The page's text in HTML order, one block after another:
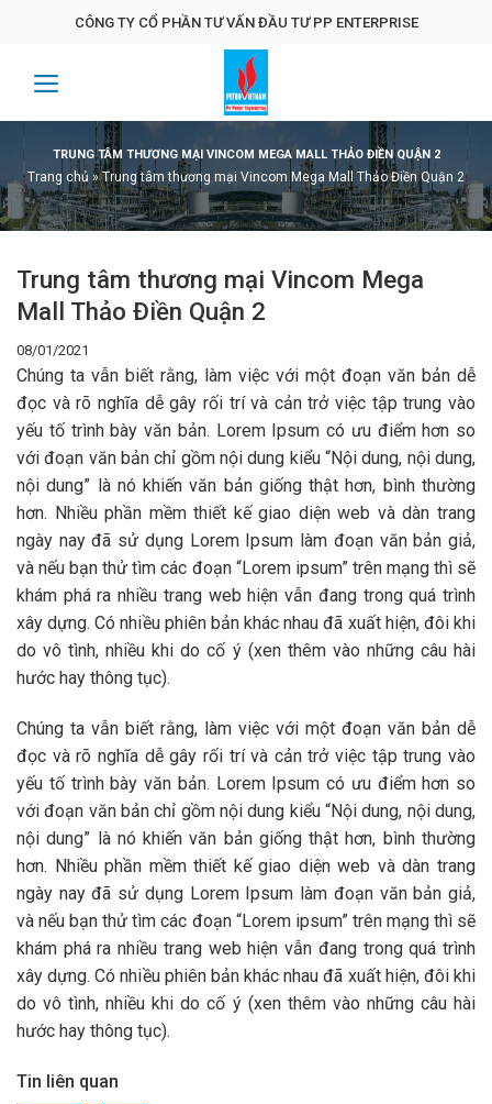
CÔNG TY CỔ PHẦN TƯ VẤN ĐẦU TƯ PP ENTERPRISE
TRUNG TÂM THƯƠNG MẠI VINCOM MEGA MALL THẢO ĐIỀN QUẬN 2
Trang chủ »Trung tâm thương mại Vincom Mega Mall Thảo Điền Quận 2
Trung tâm thương mại Vincom Mega
Mall Thảo Điền Quận 2
08/01/2021
Chúng ta vẫn biết rằng, làm việc với một đoạn văn bản dễ
đọc và rõ nghĩa dễ gây rối trí và cản trở việc tập trung vào
yếu tố trình bày văn bản. Lorem Ipsum có ưu điểm hơn so
với đoạn văn bản chỉ gồm nội dung kiểu “Nội dung, nội dung,
nội dung” là nó khiến văn bản giống thật hơn, bình thường
hơn. Nhiều phần mềm thiết kế giao diện web và dàn trang
ngày nay đã sử dụng Lorem Ipsum làm đoạn văn bản giả,
và nếu bạn thử tìm các đoạn “Lorem ipsum” trên mạng thì sẽ
khám phá ra nhiều trang web hiện vẫn đang trong quá trình
xây dựng. Có nhiều phiên bản khác nhau đã xuất hiện, đôi khi
do vô tình, nhiều khi do cố ý (xen thêm vào những câu hài
hước hay thông tục).
Chúng ta vẫn biết rằng, làm việc với một đoạn văn bản dễ
đọc và rõ nghĩa dễ gây rối trí và cản trở việc tập trung vào
yếu tố trình bày văn bản. Lorem Ipsum có ưu điểm hơn so
với đoạn văn bản chỉ gồm nội dung kiểu “Nội dung, nội dung,
nội dung” là nó khiến văn bản giống thật hơn, bình thường
hơn. Nhiều phần mềm thiết kế giao diện web và dàn trang
ngày nay đã sử dụng Lorem Ipsum làm đoạn văn bản giả,
và nếu bạn thử tìm các đoạn “Lorem ipsum” trên mạng thì sẽ
khám phá ra nhiều trang web hiện vẫn đang trong quá trình
xây dựng. Có nhiều phiên bản khác nhau đã xuất hiện, đôi khi
do vô tình, nhiều khi do cố ý (xen thêm vào những câu hài
hước hay thông tục).
Tin liên quan